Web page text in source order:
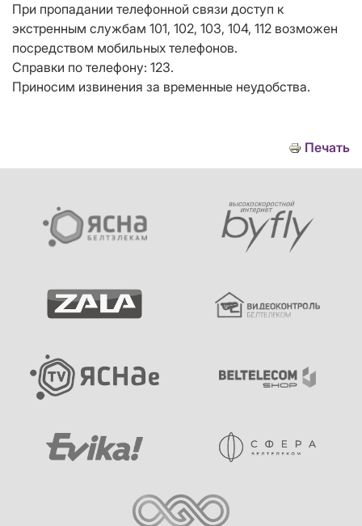
При пропадании телефонной связи доступ к
экстренным службам 101, 102, 103, 104, 112 возможен
посредством мобильных телефонов.
Справки по телефону: 123.
Приносим извинения за временные неудобства.
Печать